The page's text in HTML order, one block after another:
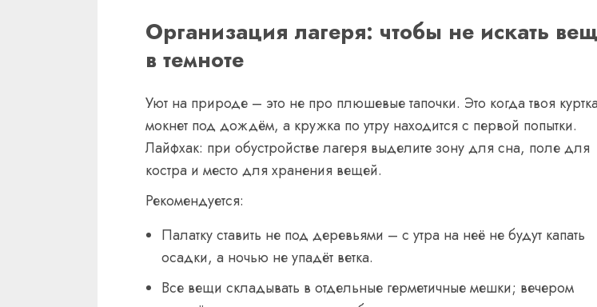
Организация лагеря: чтобы не искать
в темноте
Уют на природе – это не про плюшевые тапочки. Это когда твоя
мокнет под дождём, а кружка по утру находится с первой попытки.
Лайфхак: при обустройстве лагеря выделите зону для сна, поле для
костра и место для хранения вещей.
Рекомендуется:
Палатку ставить не под деревьями – с утра на неё не будут капать
осадки, а ночью не упадёт ветка.
Все вещи складывать в отдельные герметичные мешки; вечером